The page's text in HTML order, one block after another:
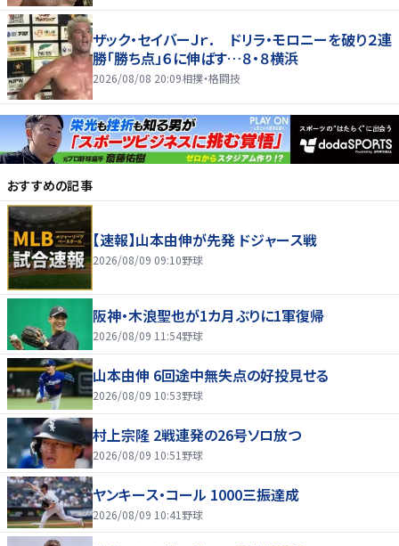
ザック・セイバーＪｒ． ドリラ・モロニーを破り２連
勝「勝ち点」６に伸ばす…８・８横浜
2026/08/08 20:09相撲・格闘技
おすすめの記事
【速報】山本由伸が先発 ドジャース戦
2026/08/09 09:10野球
阪神・木浪聖也が1カ月ぶりに1軍復帰
2026/08/09 11:54野球
山本由伸 6回途中無失点の好投見せる
2026/08/09 10:53野球
村上宗隆 2戦連発の26号ソロ放つ
2026/08/09 10:51 野球
ヤンキース・コール 1000三振達成
2026/08/09 10:41 野球